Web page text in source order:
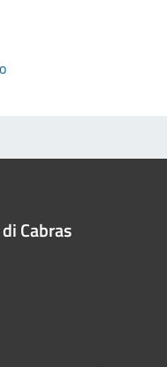
Cabras